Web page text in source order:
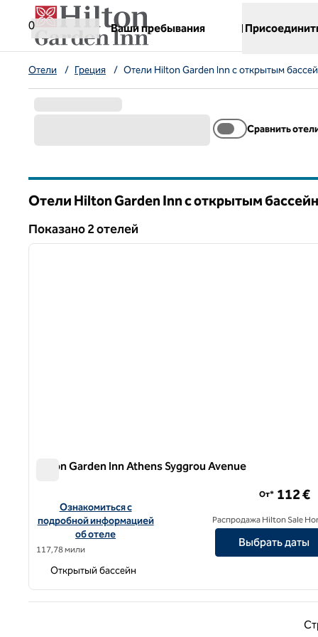
Перейти к содержанию
0
Ваши пребывания
,открывается новая вкладка
Отели / Греция / Отели Hilton Garden Inn с открытым
Сравнить
Отели Hilton Garden Inn с открытым
Показанo 2 отелей
Показанo 2 отелей
1 из 12
Hilton Garden Inn Athens Syggrou Avenue
Посмотреть информацию об отеле Hilton Garden Inn
Ознакомиться с
подробной информацией
об отеле
117,78 мили
От* 112 €
Распродажа Hilton Sale
Выбрать даты
Открытый бассейн